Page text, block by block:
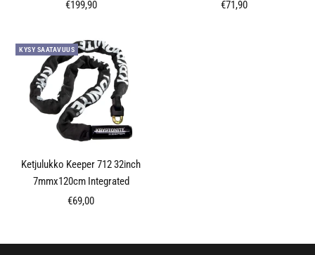
Alennushinta
€199,90
Alennushinta
€71,90
KYSY SAATAVUUS
Ketjulukko Keeper 712 32inch
7mmx120cm Integrated
Alennushinta
€69,00